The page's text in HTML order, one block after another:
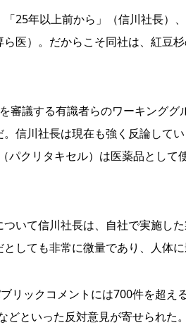
25年以上前から」（信川社長）
医）。だからこそ同社は、紅豆
審議する有識者らのワーキング
信川社長は現在も強く反論して
パクリタキセル）は医薬品とし
いて信川社長は、自社で実施し
しても非常に微量であり、人体
リックコメントには700件を超え
どといった反対意見が寄せられた